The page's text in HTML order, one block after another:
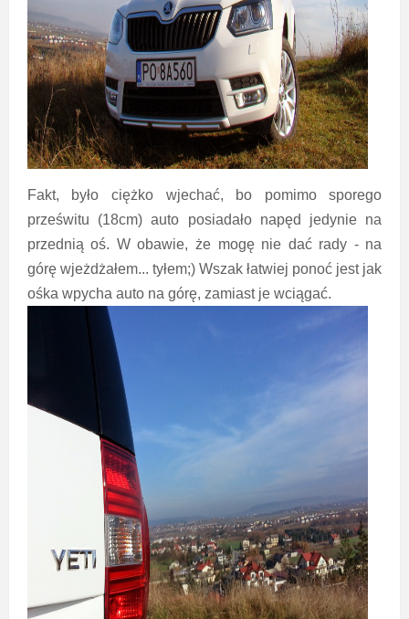
Fakt, było ciężko wjechać, bo pomimo sporego
prześwitu (18cm) auto posiadało napęd jedynie na
przednią oś. W obawie, że mogę nie dać rady - na
górę wjeżdżałem... tyłem;) Wszak łatwiej ponoć jest jak
ośka wpycha auto na górę, zamiast je wciągać.